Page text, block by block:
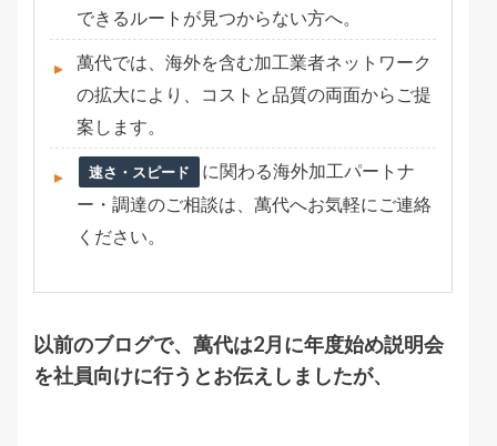
できるルートが見つからない方へ。
萬代では、海外を含む加工業者ネットワーク
の拡大により、コストと品質の両面からご提
案します。
速さ・スピード
に関わる海外加工パートナ
ー・調達のご相談は、萬代へお気軽にご連絡
ください。
以前のブログで、萬代は2月に年度始め説明会
を社員向けに行うとお伝えしましたが、